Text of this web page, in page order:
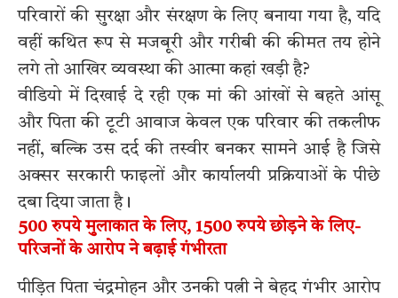
परिवारों की सुरक्षा और संरक्षण के लिए बनाया गया है, यदि
वहीं कथित रूप से मजबूरी और गरीबी की कीमत तय होने
लगे तो आखिर व्यवस्था की आत्मा कहां खड़ी है?
वीडियो में दिखाई दे रही एक मां की आंखों से बहते आंसू
और पिता की टूटी आवाज केवल एक परिवार की तकलीफ
नहीं, बल्कि उस दर्द की तस्वीर बनकर सामने आई है जिसे
अक्सर सरकारी फाइलों और कार्यालयी प्रक्रियाओं के पीछे
दबा दिया जाता है।
500 रुपये मुलाकात के लिए, 1500 रुपये छोड़ने के लिए-
परिजनों के आरोप ने बढ़ाई गंभीरता
पीड़ित पिता चंद्रमोहन और उनकी पत्नी ने बेहद गंभीर आरोप